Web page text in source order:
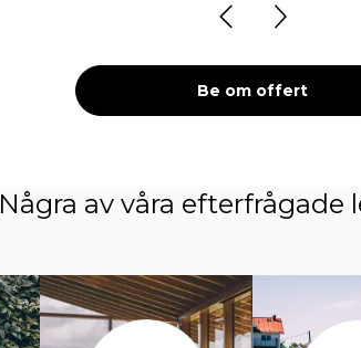
Be om offert
Några av våra efterfrågade